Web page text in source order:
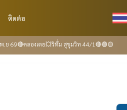
ติดต่อ
.ย 69🔴คลองเตย💥ริทึ่ม สุขุมวิท 44/1🔴🟢🟡